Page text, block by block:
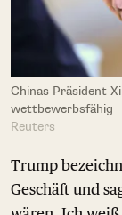
Chinas Präsident
wettbewerbsfähig
Reuters
Trump
Geschäft und